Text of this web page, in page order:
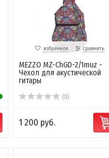
избранное сравнить
MEZZO MZ-ChGD-2/1muz -
Чехол для акустической
гитары
(0)
1 200 руб.